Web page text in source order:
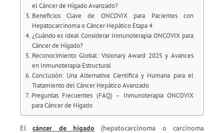
el Cáncer de Hígado Avanzado?
Beneficios Clave de ONCOVIX para Pacientes con
Hepatocarcinoma o Cáncer Hepático Etapa 4
¿Cuándo es Ideal Considerar Inmunoterapia ONCOVIX para
Cáncer de Hígado?
Reconocimiento Global: Visionary Award 2025 y Avances
en Inmunoterapia Estructural
Conclusión: Una Alternativa Científica y Humana para el
Tratamiento del Cáncer Hepático Avanzado
Preguntas Frecuentes (FAQ) – Inmunoterapia ONCOVIX
para Cáncer de Hígado
Elcáncer de hígado (hepatocarcinoma o carcinoma